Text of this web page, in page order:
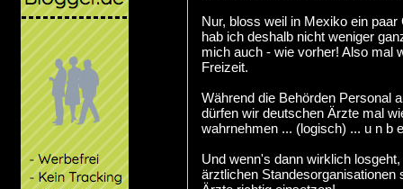
Nur, bloss weil in Mexiko ein
hab ich deshalb nicht weniger
mich auch - wie vorher! Also mal
Freizeit.
Während die Behörden Personal
dürfen wir deutschen Ärzte mal
wahrnehmen ... (logisch) ... u n b
Und wenn's dann wirklich
ärztlichen